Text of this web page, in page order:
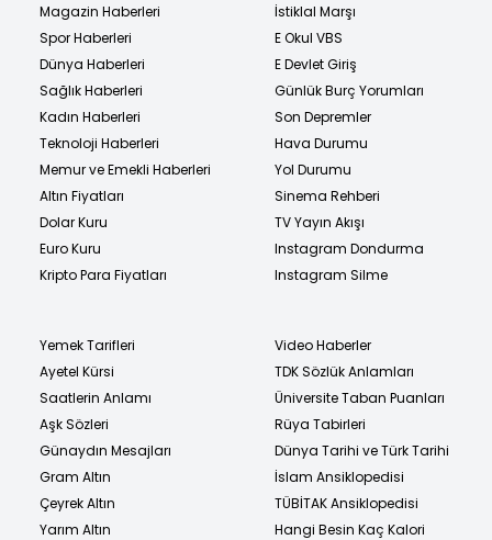
Magazin Haberleri
Spor Haberleri
Dünya Haberleri
Sağlık Haberleri
Kadın Haberleri
Teknoloji Haberleri
Memur ve Emekli Haberleri
Altın Fiyatları
Dolar Kuru
Euro Kuru
Kripto Para Fiyatları
İstiklal Marşı
E Okul VBS
E Devlet Giriş
Günlük Burç Yorumları
Son Depremler
Hava Durumu
Yol Durumu
Sinema Rehberi
TV Yayın Akışı
Instagram Dondurma
Instagram Silme
Yemek Tarifleri
Ayetel Kürsi
Saatlerin Anlamı
Aşk Sözleri
Günaydın Mesajları
Gram Altın
Çeyrek Altın
Yarım Altın
Video Haberler
TDK Sözlük Anlamları
Üniversite Taban Puanları
Rüya Tabirleri
Dünya Tarihi ve Türk Tarihi
İslam Ansiklopedisi
TÜBİTAK Ansiklopedisi
Hangi Besin Kaç Kalori